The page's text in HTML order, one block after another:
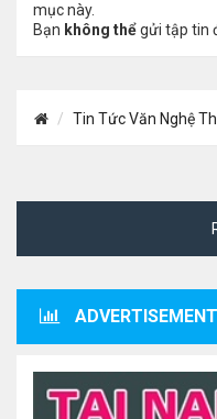
mục này.
Bạn không thểgửi tập tin
Tin Tức Văn Nghệ
ADVERTISEMENT